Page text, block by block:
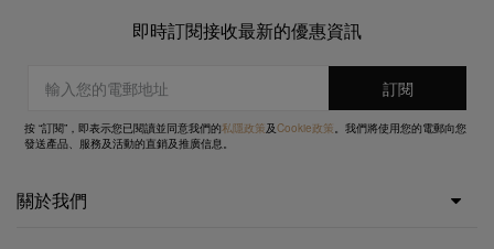
即時訂閱接收最新的優惠資訊
按 “訂閱”，即表示您已閱讀並同意我們的私隱政策及Cookie政策 。我們將使用您的電郵向您
發送產品、服務及活動的直銷及推廣信息。
關於我們